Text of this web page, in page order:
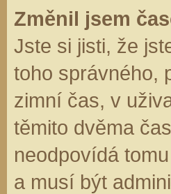
Změnil jsem
Jste si jisti, že
toho správného,
zimní čas, v
těmito dvěma
neodpovídá
a musí být